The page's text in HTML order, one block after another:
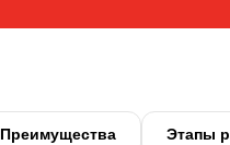
Преимущества Этапы